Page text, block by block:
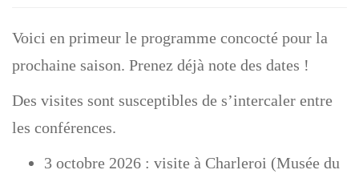
t
n
Voici en primeur le programme concocté pour la
prochaine saison. Prenez déjà note des dates !
Des visites sont susceptibles de s’intercaler entre
les conférences.
3 octobre 2026 : visite à Charleroi (Musée du